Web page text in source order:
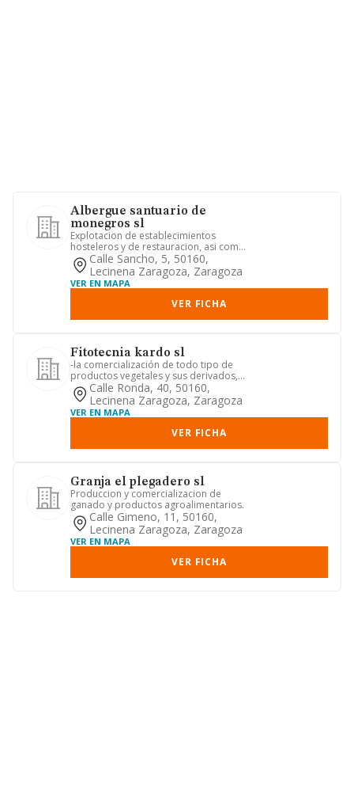
Albergue santuario de
monegros sl
Explotacion de establecimientos
hosteleros y de restauracion, asi como
la promocion de actividades ...
Calle Sancho, 5, 50160,
Lecinena Zaragoza, Zaragoza
VER EN MAPA
VER FICHA
Fitotecnia kardo sl
-la comercialización de todo tipo de
productos vegetales y sus derivados,
así como la comercializac...
Calle Ronda, 40, 50160,
Lecinena Zaragoza, Zaragoza
VER EN MAPA
VER FICHA
Granja el plegadero sl
Produccion y comercializacion de
ganado y productos agroalimentarios.
Calle Gimeno, 11, 50160,
Lecinena Zaragoza, Zaragoza
VER EN MAPA
VER FICHA